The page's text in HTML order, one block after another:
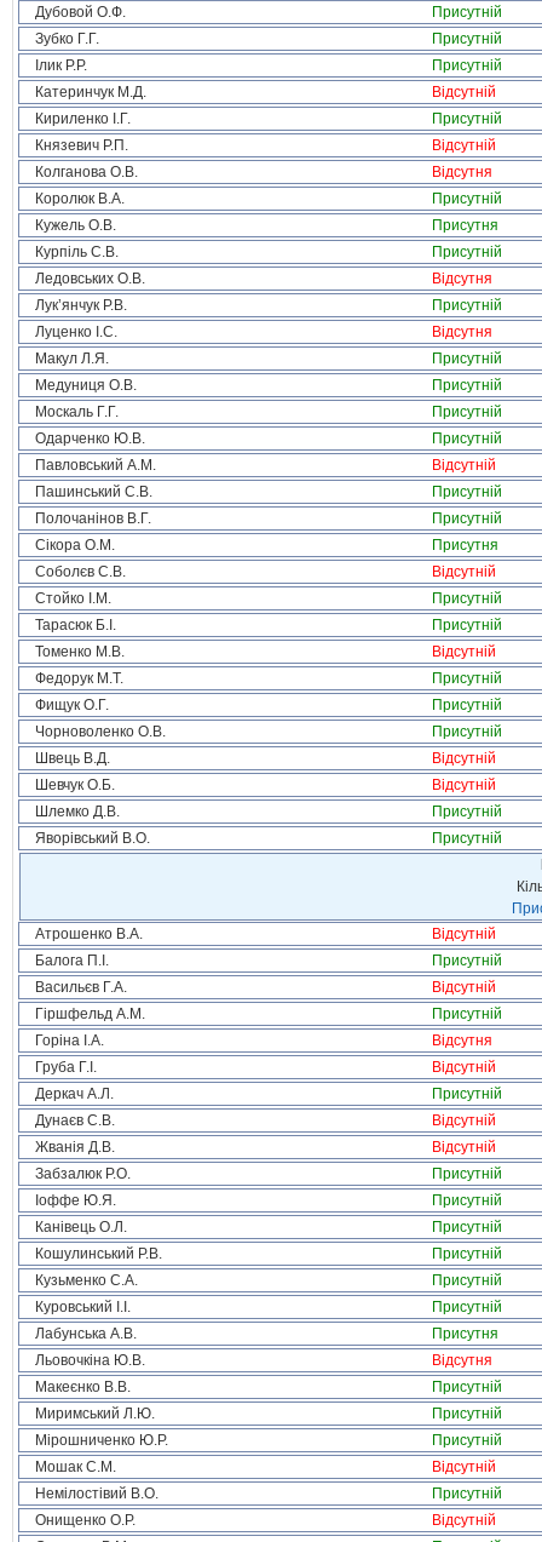
Дубовой О.Ф.
Присутній
Зубко Г.Г.
Присутній
Ілик Р.Р.
Присутній
Катеринчук М.Д.
Відсутній
Кириленко І.Г.
Присутній
Князевич Р.П.
Відсутній
Колганова О.В.
Відсутня
Королюк В.А.
Присутній
Кужель О.В.
Присутня
Курпіль С.В.
Присутній
Ледовських О.В.
Відсутня
Лук’янчук Р.В.
Присутній
Луценко І.С.
Відсутня
Макул Л.Я.
Присутній
Медуниця О.В.
Присутній
Москаль Г.Г.
Присутній
Одарченко Ю.В.
Присутній
Павловський А.М.
Відсутній
Пашинський С.В.
Присутній
Полочанінов В.Г.
Присутній
Сікора О.М.
Присутня
Соболєв С.В.
Відсутній
Стойко І.М.
Присутній
Тарасюк Б.І.
Присутній
Томенко М.В.
Відсутній
Федорук М.Т.
Присутній
Фищук О.Г.
Присутній
Чорноволенко О.В.
Присутній
Швець В.Д.
Відсутній
Шевчук О.Б.
Відсутній
Шлемко Д.В.
Присутній
Яворівський В.О.
Присутній
Атрошенко В.А.
Відсутній
Балога П.І.
Присутній
Васильєв Г.А.
Відсутній
Гіршфельд А.М.
Присутній
Горіна І.А.
Відсутня
Груба Г.І.
Відсутній
Деркач А.Л.
Присутній
Дунаєв С.В.
Відсутній
Жванія Д.В.
Відсутній
Забзалюк Р.О.
Присутній
Іоффе Ю.Я.
Присутній
Канівець О.Л.
Присутній
Кошулинський Р.В.
Присутній
Кузьменко С.А.
Присутній
Куровський І.І.
Присутній
Лабунська А.В.
Присутня
Льовочкіна Ю.В.
Відсутня
Макеєнко В.В.
Присутній
Миримський Л.Ю.
Присутній
Мірошниченко Ю.Р.
Присутній
Мошак С.М.
Відсутній
Немілостівий В.О.
Присутній
Онищенко О.Р.
Відсутній